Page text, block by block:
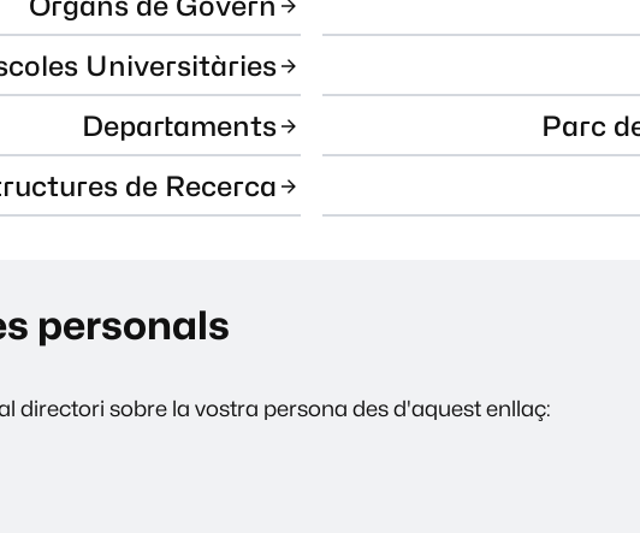
Universitàries
Departaments
de Recerca
Parc
personals
directori sobre la vostra persona des d'aquest enllaç: